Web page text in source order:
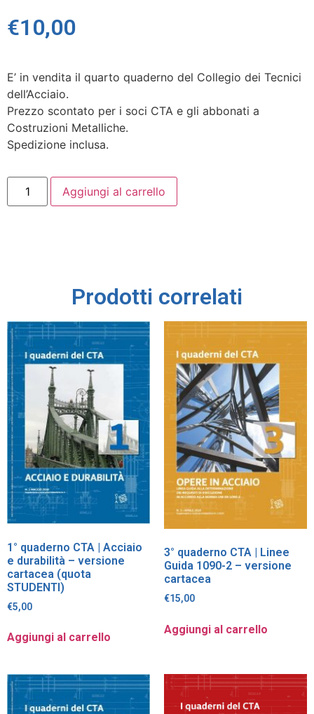
€10,00
E’ in vendita il quarto quaderno del Collegio dei Tecnici
dell’Acciaio.
Prezzo scontato per i soci CTA e gli abbonati a
Costruzioni Metalliche.
Spedizione inclusa.
Aggiungi al carrello
Prodotti correlati
1° quaderno CTA | Acciaio
e durabilità – versione
cartacea (quota
STUDENTI)
€5,00
Aggiungi al carrello
3° quaderno CTA | Linee
Guida 1090-2 – versione
cartacea
€15,00
Aggiungi al carrello